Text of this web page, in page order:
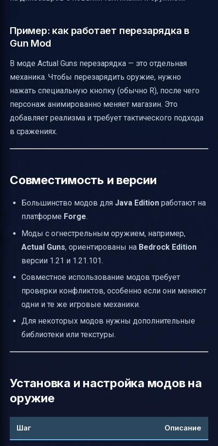
Пример: как работает перезарядка в
Gun Mod
В моде Actual Guns перезарядка — это отдельная
механика. Чтобы перезарядить оружие, нужно
нажать специальную кнопку (обычно R), после чего
персонаж анимированно меняет магазин. Это
добавляет реализма и требует тактического подхода
в сражениях.
Совместимость и версии
Большинство модов для Java Edition работают на
платформе Forge.
Моды с огнестрельным оружием, например,
Actual Guns, ориентированы на Bedrock Edition
версии 1.21 и 1.21.101.
Совместное использование модов требует
проверки конфликтов, особенно если они меняют
одни и те же игровые механики.
Для некоторых модов нужны дополнительные
библиотеки или текстуры.
Установка и настройка модов на
оружие
Шаг Описание